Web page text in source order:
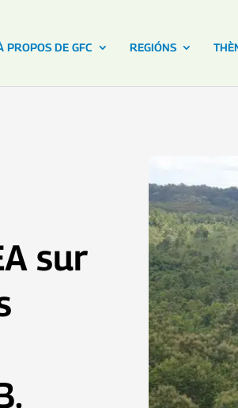
PROPOS DE GFC REGIÓNS
sur